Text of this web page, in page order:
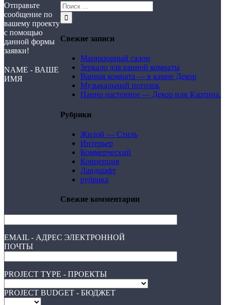
Свежие записи
Маникюрный салон
Зеркало для ванной комнаты
Ванная комната — в камне Декор
Музыкальный потолок
Панно настенное — Декор или Картина.
Рубрики
Жилой — Стиль
Интерьер
Коммерческий
Концепция
Ландшафт
рубрика
Свежие комментарии
Отправьте
сообщение по
вашему проекту
с помощью
данной формы
заявки!
NAME - ВАШЕ
ИМЯ
EMAIL - АДРЕС ЭЛЕКТРОННОЙ
ПОЧТЫ
PROJECT TYPE - ПРОЕКТЫ
PROJECT BUDGET - БЮДЖЕТ